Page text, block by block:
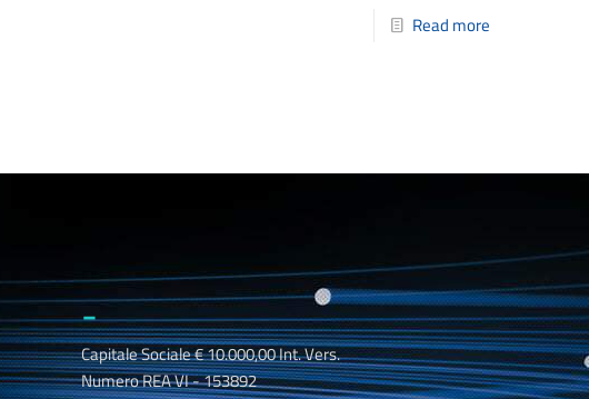
Read more
_
Capitale Sociale € 10.000,00 Int. Vers.
Numero REA VI - 153892